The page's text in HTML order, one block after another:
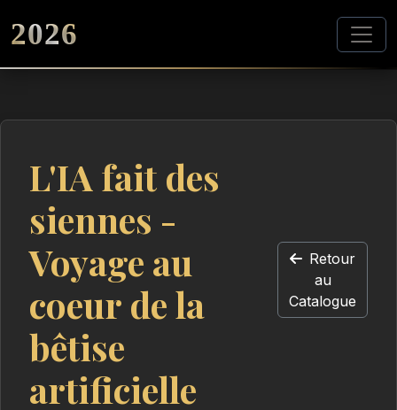
2026
L'IA fait des
siennes -
Voyage au
coeur de la
bêtise
artificielle
Retour
au
Catalogue